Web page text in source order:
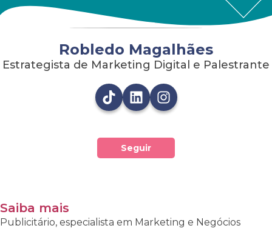
Robledo Magalhães
Estrategista de Marketing Digital e Palestrante
Seguir
Saiba mais
Publicitário, especialista em Marketing e Negócios